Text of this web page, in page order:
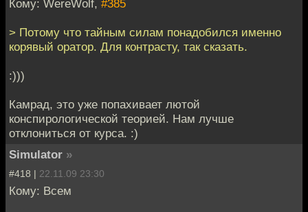
Кому: WereWolf, #385
> Потому что тайным силам понадобился именно
корявый оратор. Для контрасту, так сказать.
:)))
Камрад, это уже попахивает лютой
конспирологической теорией. Нам лучше
отклониться от курса. :)
Simulator »
#418 | 22.11.09 23:30
Кому: Всем